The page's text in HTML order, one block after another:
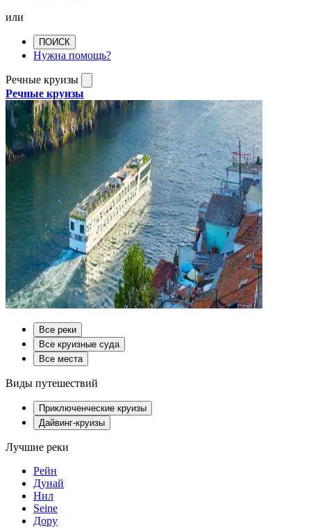
или
ПОИСК
Нужна помощь?
Речные круизы
Речные круизы
Все реки
Все круизные суда
Все места
Виды путешествий
Приключенческие круизы
Дайвинг-круизы
Лучшие реки
Рейн
Дунай
Нил
Seine
Дору